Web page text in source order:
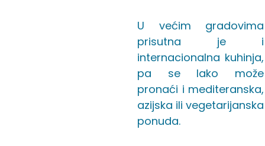
U većim gradovima
prisutna je i
internacionalna kuhinja,
pa se lako može
pronaći i mediteranska,
azijska ili vegetarijanska
ponuda.